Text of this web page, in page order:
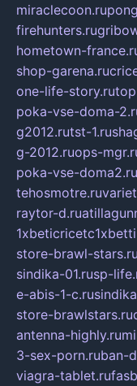
miraclecoon.ru
firehunters.ru
hometown-
shop-garena.ru
one-life-story.ru
poka-vse-doma-
g2012.rutst-1.ru
g-2012.ruops-
poka-vse-doma2.ru
tehosmotre.ru
raytor-d.ru
store-brawl-stars.ru
sindika-01.rusp-
e-abis-1-c.ru
store-brawlstars.ru
antenna-highly.ru
3-sex-porn.ruban-
viagra-tablet.ru